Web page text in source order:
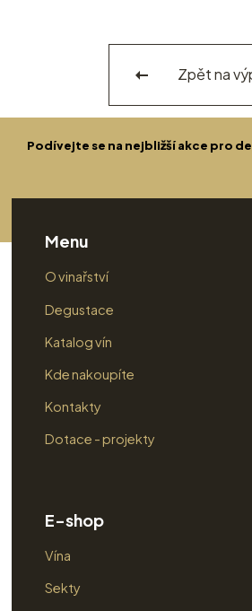
Zpět na
Podívejte se na nejbližší akce pro
Menu
O vinařství
Degustace
Katalog vín
Kde nakoupíte
Kontakty
Dotace - projekty
E-shop
Vína
Sekty